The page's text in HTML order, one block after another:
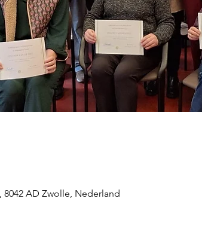
8042 AD Zwolle, Nederland